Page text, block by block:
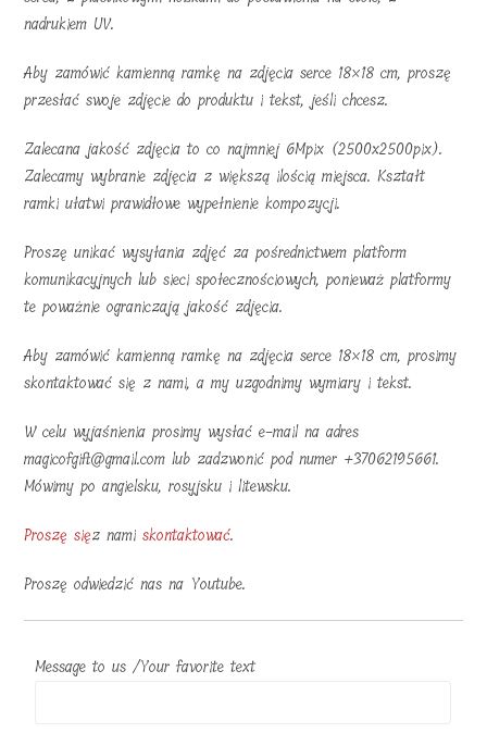
nadrukiem UV.
Aby zamówić kamienną ramkę na zdjęcia serce 18×18 cm, proszę
przesłać swoje zdjęcie do produktu i tekst, jeśli chcesz.
Zalecana jakość zdjęcia to co najmniej 6Mpix (2500x2500pix).
Zalecamy wybranie zdjęcia z większą ilością miejsca. Kształt
ramki ułatwi prawidłowe wypełnienie kompozycji.
Proszę unikać wysyłania zdjęć za pośrednictwem platform
komunikacyjnych lub sieci społecznościowych, ponieważ platformy
te poważnie ograniczają jakość zdjęcia.
Aby zamówić kamienną ramkę na zdjęcia serce 18×18 cm, prosimy
skontaktować się z nami, a my uzgodnimy wymiary i tekst.
W celu wyjaśnienia prosimy wysłać e-mail na adres
magicofgift@gmail.com lub zadzwonić pod numer +37062195661.
Mówimy po angielsku, rosyjsku i litewsku.
Proszę sięz namiskontaktować.
Proszę odwiedzić nas na Youtube.
Message to us /Your favorite text